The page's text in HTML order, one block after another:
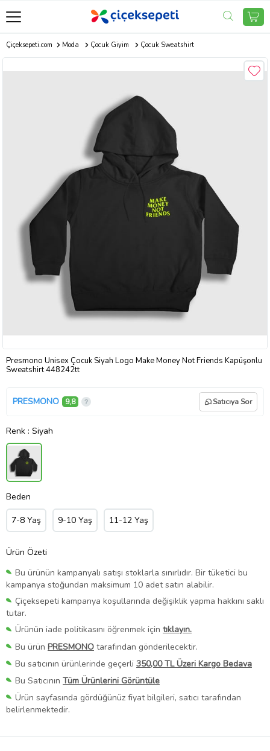
Çiçeksepeti.com Moda Çocuk Giyim Çocuk Sweatshirt
Presmono Unisex Çocuk Siyah Logo Make Money Not Friends Kapüşonlu
Sweatshirt 448242tt
PRESMONO 9,8 Satıcıya Sor
Renk : Siyah
Beden
7-8 Yaş 9-10 Yaş 11-12 Yaş
Ürün Özeti
Bu ürünün kampanyalı satışı stoklarla sınırlıdır. Bir tüketici bu
kampanya stoğundan maksimum 10 adet satın alabilir.
Çiçeksepeti kampanya koşullarında değişiklik yapma hakkını saklı
tutar.
Ürünün iade politikasını öğrenmek için tıklayın.
Bu ürün PRESMONO tarafından gönderilecektir.
Bu satıcının ürünlerinde geçerli 350,00 TL Üzeri Kargo Bedava
Bu Satıcının Tüm Ürünlerini Görüntüle
Ürün sayfasında gördüğünüz fiyat bilgileri, satıcı tarafından
belirlenmektedir.